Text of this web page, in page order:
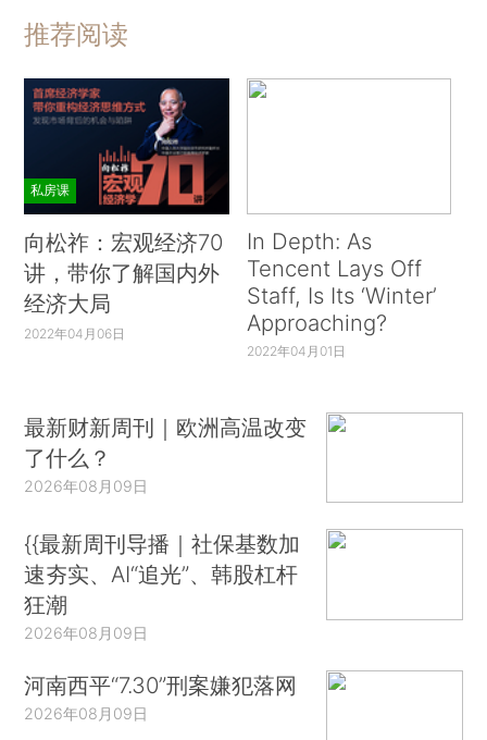
推荐阅读
私房课
向松祚：宏观经济70
讲，带你了解国内外
经济大局
2022年04月06日
In Depth: As
Tencent Lays Off
Staff, Is Its ‘Winter’
Approaching?
2022年04月01日
最新财新周刊｜欧洲高温改变
了什么？
2026年08月09日
{{最新周刊导播｜社保基数加
速夯实、AI“追光”、韩股杠杆
狂潮
2026年08月09日
河南西平“7.30”刑案嫌犯落网
2026年08月09日